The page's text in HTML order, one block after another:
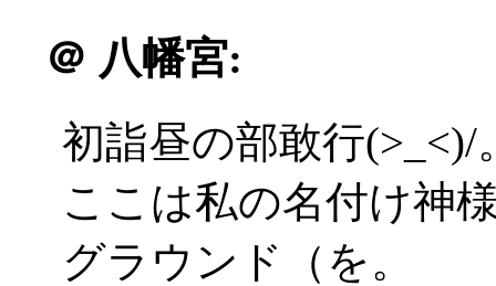
＠ 八幡宮:
初詣昼の部敢行
ここは私の名付け神
グラウンド（を。